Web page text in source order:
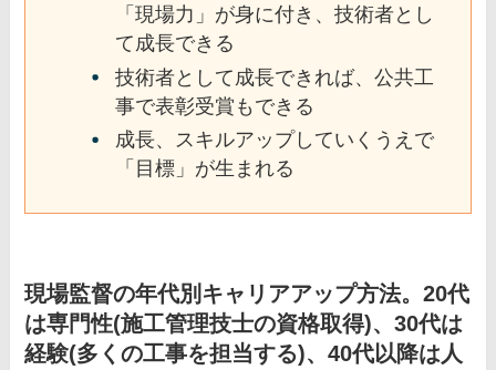
「現場力」が身に付き、技術者とし
て成長できる
技術者として成長できれば、公共工
事で表彰受賞もできる
成長、スキルアップしていくうえで
「目標」が生まれる
現場監督の年代別キャリアアップ方法。20代
は専門性(施工管理技士の資格取得)、30代は
経験(多くの工事を担当する)、40代以降は人